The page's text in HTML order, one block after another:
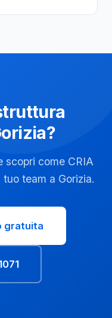
scopri come CRIA
team a Gorizia.
gratuita